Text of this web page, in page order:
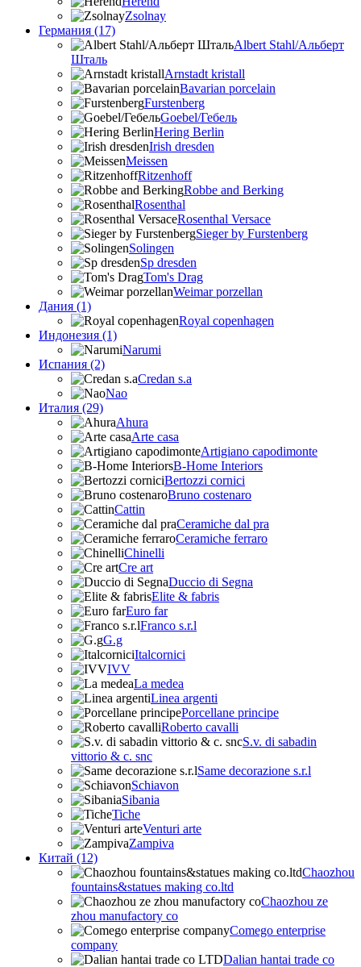
Zsolnay
Германия (17)
Albert Stahl/Альбеpт
Шталь
Arnstadt kristall
Bavarian porcelain
Furstenberg
Goebel/Гебель
Hering Berlin
Irish dresden
Meissen
Ritzenhoff
Robbe and Berking
Rosenthal
Rosenthal Versace
Sieger by Furstenberg
Solingen
Sp dresden
Tom's Drag
Weimar porzellan
Дания (1)
Royal copenhagen
Индонезия (1)
Narumi
Испания (2)
Credan s.a
Nao
Италия (29)
Ahura
Arte casa
Artigiano capodimonte
B-Home Interiors
Bertozzi cornici
Bruno costenaro
Cattin
Ceramiche dal pra
Ceramiche ferraro
Chinelli
Cre art
Duccio di Segna
Elite & fabris
Euro far
Franco s.r.l
G.g
Italcornici
IVV
La medea
Linea argenti
Porcellane principe
Roberto cavalli
S.v. di sabadin
vittorio & c. snc
Same decorazione s.r.l
Schiavon
Sibania
Tiche
Venturi arte
Zampiva
Китай (12)
Chaozhou
fountains&statues making co.ltd
Chaozhou ze
zhou manufactory co
Comego enterprise
company
Dalian hantai trade co